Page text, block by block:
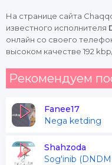
На странице сайта
известного исполнителя
онлайн со своего
высоком качестве 192 kbp/
Рекомендуем
Fanee17
Nega ketding
Shahzoda
Sog'inib